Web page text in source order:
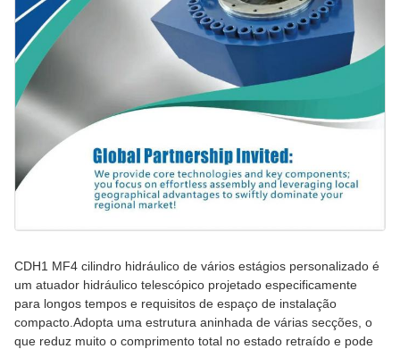
CDH1 MF4 cilindro hidráulico de vários estágios personalizado é
um atuador hidráulico telescópico projetado especificamente
para longos tempos e requisitos de espaço de instalação
compacto.Adopta uma estrutura aninhada de várias secções, o
que reduz muito o comprimento total no estado retraído e pode